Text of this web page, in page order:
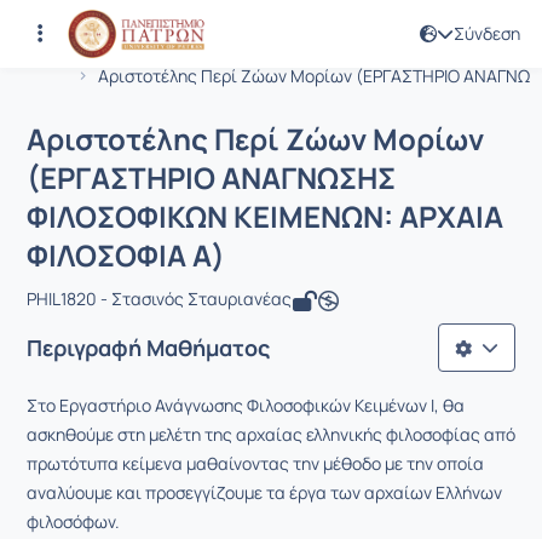
Σύνδεση
Αρχική Σελίδα
Αριστοτέλης Περί Ζώων Μορίων (ΕΡΓΑΣΤΗΡΙΟ
Μάθημα : Αριστοτέλης Περί Ζώων
Κωδικός : PHIL1820
Αριστοτέλης Περί Ζώων Μορίων
(ΕΡΓΑΣΤΗΡΙΟ ΑΝΑΓΝΩΣΗΣ
ΦΙΛΟΣΟΦΙΚΩΝ ΚΕΙΜΕΝΩΝ: ΑΡΧΑΙΑ
ΦΙΛΟΣΟΦΙΑ Α)
PHIL1820 - Στασινός Σταυριανέας
Περιγραφή Μαθήματος
Στο Εργαστήριο Ανάγνωσης Φιλοσοφικών Κειμένων Ι, θα
ασκηθούμε στη μελέτη της αρχαίας ελληνικής φιλοσοφίας από
πρωτότυπα κείμενα μαθαίνοντας την μέθοδο με την οποία
αναλύουμε και προσεγγίζουμε τα έργα των αρχαίων Ελλήνων
φιλοσόφων.